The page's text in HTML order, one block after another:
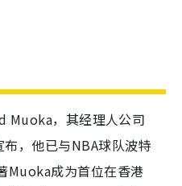
Muoka，其经理人公司
，他已与NBA球队波特
Muoka成为首位在香港